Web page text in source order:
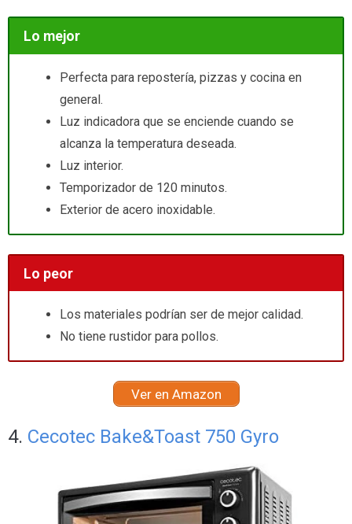
Lo mejor
Perfecta para repostería, pizzas y cocina en
general.
Luz indicadora que se enciende cuando se
alcanza la temperatura deseada.
Luz interior.
Temporizador de 120 minutos.
Exterior de acero inoxidable.
Lo peor
Los materiales podrían ser de mejor calidad.
No tiene rustidor para pollos.
Ver en Amazon
4. Cecotec Bake&Toast 750 Gyro